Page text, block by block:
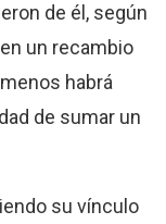
de él, según
un recambio
habrá
de sumar un
su vínculo